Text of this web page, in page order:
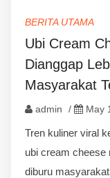
BERITA UTAMA
Ubi Cream
Dianggap
Masyarakat
admin / May
Tren kuliner viral
ubi cream cheese
diburu